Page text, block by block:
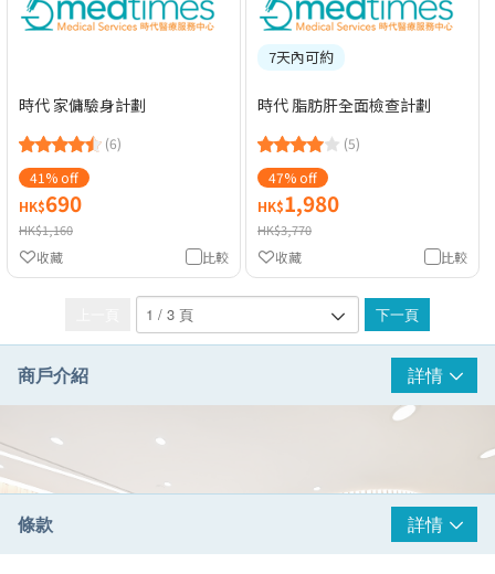
時代 家傭驗身計劃
(6)
41% off
HK$690
HK$1,160
比較
收藏
7天內可約
時代 脂肪肝全面檢查計劃
(5)
47% off
HK$1,980
HK$3,770
比較
收藏
下一頁
商戶介紹 詳情
條款 詳情